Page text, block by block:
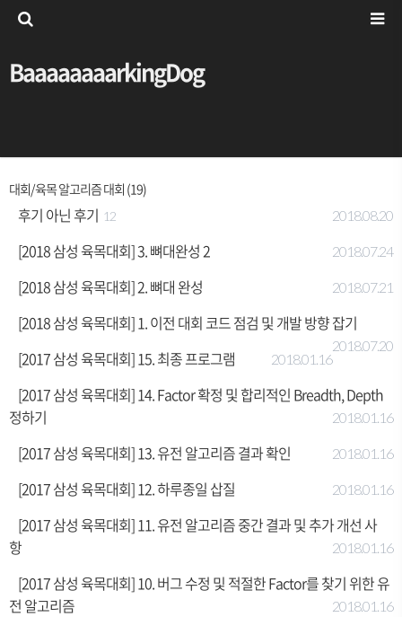
BaaaaaaaarkingDog
대회/육목 알고리즘 대회 (19)
후기 아닌 후기 12 2018.08.20
[2018 삼성 육목대회] 3. 뼈대완성 2 2018.07.24
[2018 삼성 육목대회] 2. 뼈대 완성 2018.07.21
[2018 삼성 육목대회] 1. 이전 대회 코드 점검 및 개발 방향 잡기
2018.07.20
[2017 삼성 육목대회] 15. 최종 프로그램 2018.01.16
[2017 삼성 육목대회] 14. Factor 확정 및 합리적인 Breadth, Depth
정하기
2018.01.16
[2017 삼성 육목대회] 13. 유전 알고리즘 결과 확인 2018.01.16
[2017 삼성 육목대회] 12. 하루종일 삽질 2018.01.16
[2017 삼성 육목대회] 11. 유전 알고리즘 중간 결과 및 추가 개선 사
항
2018.01.16
[2017 삼성 육목대회] 10. 버그 수정 및 적절한 Factor를 찾기 위한 유
전 알고리즘
2018.01.16